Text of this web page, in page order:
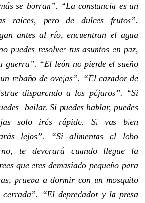
se borran”. “La constancia es un
raíces, pero de dulces frutos”.
antes al río, encuentran el agua
puedes resolver tus asuntos en paz,
guerra”. “El león no pierde el sueño
rebaño de ovejas”. “El cazador de
disparando a los pájaros”. “Si
bailar. Si puedes hablar, puedes
solo irás rápido. Si vas bien
lejos”. “Si alimentas al lobo
te devorará cuando llegue la
que eres demasiado pequeño para
prueba a dormir con un mosquito
cerrada”. “El depredador y la presa